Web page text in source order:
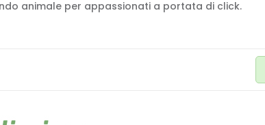
animale per appassionati a portata di click.